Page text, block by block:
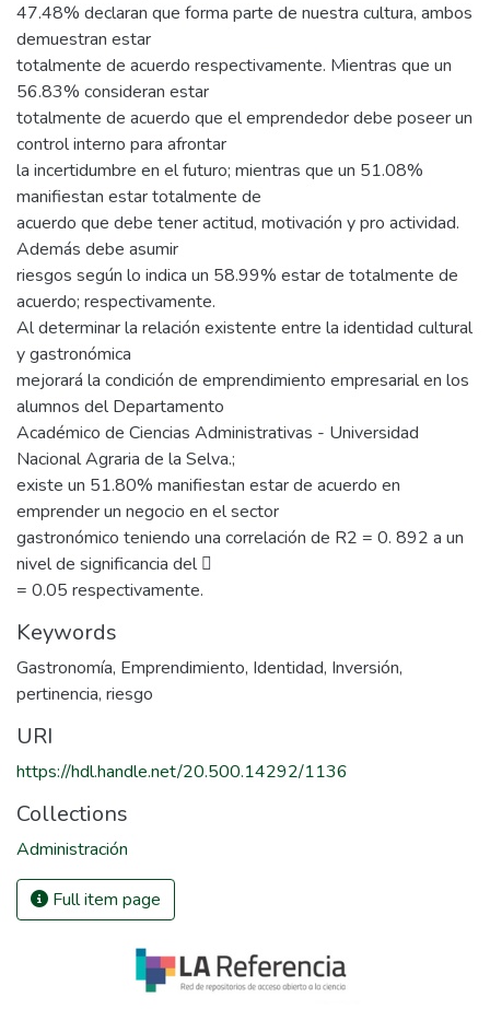
47.48% declaran que forma parte de nuestra cultura, ambos
demuestran estar
totalmente de acuerdo respectivamente. Mientras que un
56.83% consideran estar
totalmente de acuerdo que el emprendedor debe poseer un
control interno para afrontar
la incertidumbre en el futuro; mientras que un 51.08%
manifiestan estar totalmente de
acuerdo que debe tener actitud, motivación y pro actividad.
Además debe asumir
riesgos según lo indica un 58.99% estar de totalmente de
acuerdo; respectivamente.
Al determinar la relación existente entre la identidad cultural
y gastronómica
mejorará la condición de emprendimiento empresarial en los
alumnos del Departamento
Académico de Ciencias Administrativas - Universidad
Nacional Agraria de la Selva.;
existe un 51.80% manifiestan estar de acuerdo en
emprender un negocio en el sector
gastronómico teniendo una correlación de R2 = 0. 892 a un
nivel de significancia del 
= 0.05 respectivamente.
Keywords
Gastronomía, Emprendimiento, Identidad, Inversión,
pertinencia, riesgo
URI
https://hdl.handle.net/20.500.14292/1136
Collections
Administración
Full item page